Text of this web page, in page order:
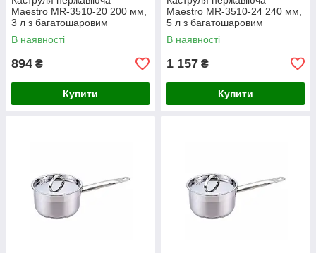
Maestro MR-3510-20 200 мм,
3 л з багатошаровим
термоакумулюючим дном
В наявності
894 ₴
Купити
Maestro MR-3510-24 240 мм,
5 л з багатошаровим
термоакумулюючим дном
В наявності
1 157 ₴
Купити